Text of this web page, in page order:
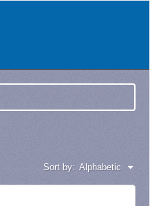
Sort by: Alphabetic